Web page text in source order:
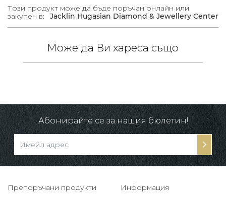
Този продукт може да бъде поръчан онлайн или
закупен в:
Jacklin Hugasian Diamond & Jewellery Center
Може да Ви хареса също
Абонирайте се за нашия бюлетин!
Препоръчани продукти Информация